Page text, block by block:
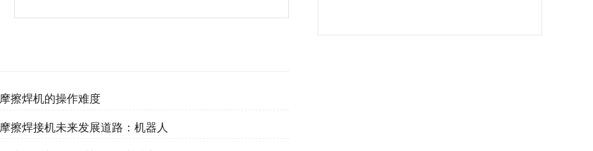
摩擦焊机的操作难度
摩擦焊接机未来发展道路：机器人